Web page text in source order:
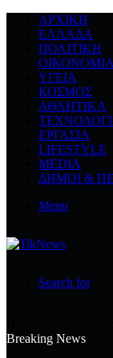
ΑΡΧΙΚΉ
ΕΛΛΆΔΑ
ΠΟΛΙΤΙΚΉ
ΟΙΚΟΝΟΜΊΑ
ΥΓΕΊΑ
ΚΌΣΜΟΣ
ΑΘΛΗΤΙΚΆ
ΕΡΓΑΣΊΑ
LIFESTYLE
MEDIA
ΔΉΜΟΙ &
Menu
Search for
Breaking News